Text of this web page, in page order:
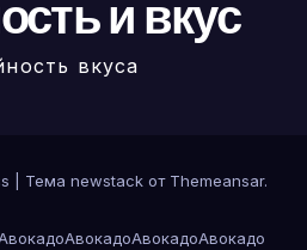
и вкус
вкуса
Тема newstack от Themeansar.
АвокадоАвокадоАвокадо